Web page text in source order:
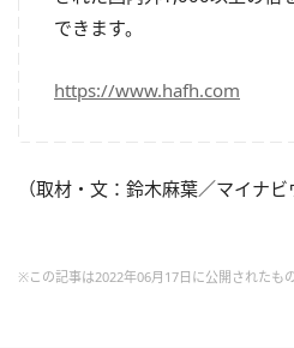
できます。
https://www.hafh.com
（取材・文：鈴木麻葉／マイナビ
※この記事は2022年06月17日に公開されたも